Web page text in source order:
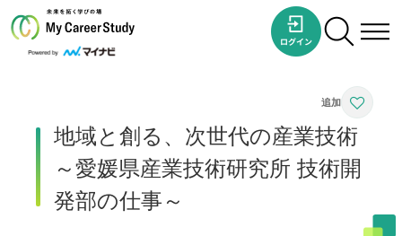
地域と創る、次世代の産業技術
～愛媛県産業技術研究所 技術開
発部の仕事～